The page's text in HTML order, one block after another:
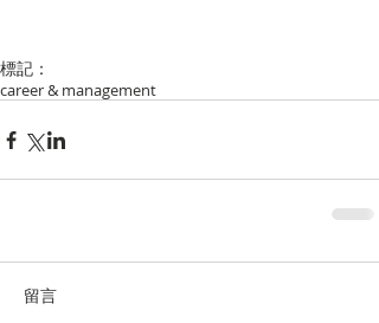
標記：
career & management
留言